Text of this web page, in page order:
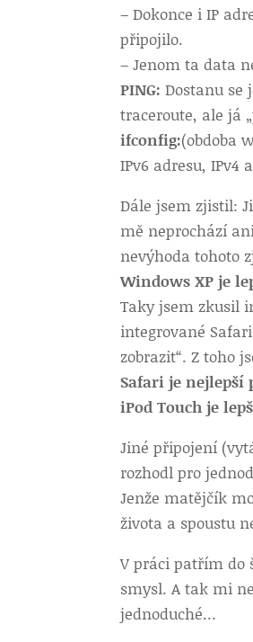
– Dokonce i IP
připojilo.
– Jenom ta data
PING: Dostanu se
traceroute, ale já
ifconfig:(obdoba
IPv6 adresu, IPv4
Dále jsem zjistil:
mě neprochází
nevýhoda tohoto
Windows XP je
Taky jsem zkusil
integrované
zobrazit“. Z toho
Safari je nejlepší
iPod Touch je
Jiné připojení
rozhodl pro
Jenže matějčík
života a spoustu
V práci patřím do
smysl. A tak mi
jednoduché…